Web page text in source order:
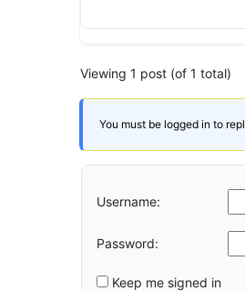
Viewing 1 post (of 1 total)
You must be logged in to
Username:
Password:
Keep me signed in